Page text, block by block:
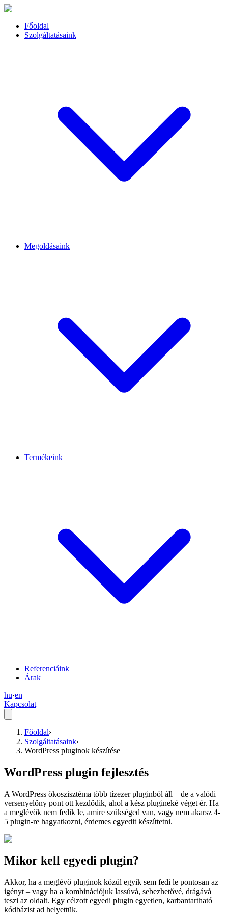
Főoldal
Szolgáltatásaink
Megoldásaink
Termékeink
Referenciáink
Árak
hu·en
Kapcsolat
Főoldal›
Szolgáltatásaink›
WordPress pluginok készítése
WordPress plugin fejlesztés
A WordPress ökoszisztéma több tízezer pluginból áll – de a valódi
versenyelőny pont ott kezdődik, ahol a kész plugineké véget ér. Ha
a meglévők nem fedik le, amire szükséged van, vagy nem akarsz 4-
5 plugin-re hagyatkozni, érdemes egyedit készíttetni.
Mikor kell egyedi plugin?
Akkor, ha a meglévő pluginok közül egyik sem fedi le pontosan az
igényt – vagy ha a kombinációjuk lassúvá, sebezhetővé, drágává
teszi az oldalt. Egy célzott egyedi plugin egyetlen, karbantartható
kódbázist ad helyettük.